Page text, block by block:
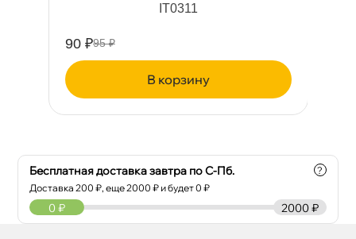
IT0311
90 ₽95 ₽
корзину
Бесплатная доставка завтра по С-Пб.
Доставка200 ₽, еще2000 ₽ и будет 0 ₽
?
2000 ₽
0 ₽